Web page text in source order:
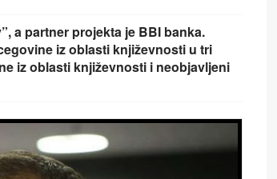
a partner projekta je BBI banka.
iz oblasti književnosti u tri
iz oblasti književnosti i neobjavljeni